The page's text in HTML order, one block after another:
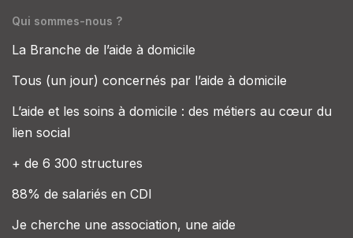
Qui sommes-nous ?
La Branche de l’aide à domicile
Tous (un jour) concernés par l’aide à domicile
L’aide et les soins à domicile : des métiers au cœur du
lien social
+ de 6 300 structures
88% de salariés en CDI
Je cherche une association, une aide